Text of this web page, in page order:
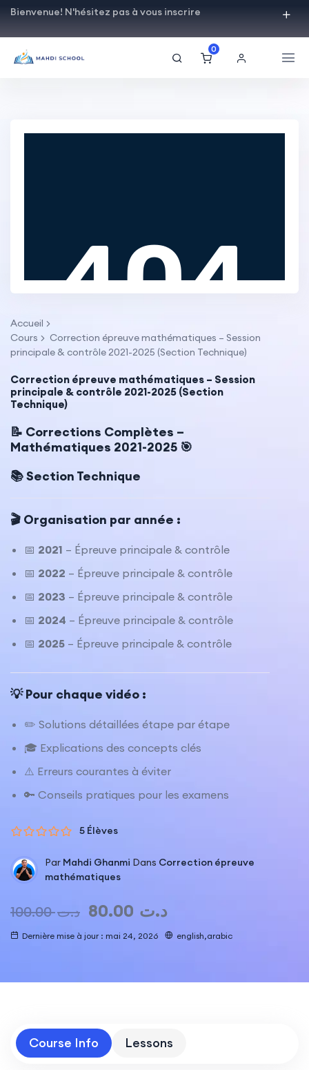
Bienvenue! N'hésitez pas à vous inscrire
0
Accueil
Cours
Correction épreuve mathématiques – Session
principale & contrôle 2021-2025 (Section Technique)
Correction épreuve mathématiques – Session
principale & contrôle 2021-2025 (Section
Technique)
📝 Corrections Complètes –
Mathématiques 2021-2025 🎯
📚 Section Technique
🎬 Organisation par année :
📅 2021 – Épreuve principale & contrôle
📅 2022 – Épreuve principale & contrôle
📅 2023 – Épreuve principale & contrôle
📅 2024 – Épreuve principale & contrôle
📅 2025 – Épreuve principale & contrôle
💡 Pour chaque vidéo :
✏️ Solutions détaillées étape par étape
🎓 Explications des concepts clés
⚠️ Erreurs courantes à éviter
🔑 Conseils pratiques pour les examens
5 Élèves
Par Mahdi Ghanmi Dans Correction épreuve
mathématiques
100.00د.ت 80.00 د.ت
Dernière mise à jour : mai 24, 2026 english,arabic
Course Info Lessons